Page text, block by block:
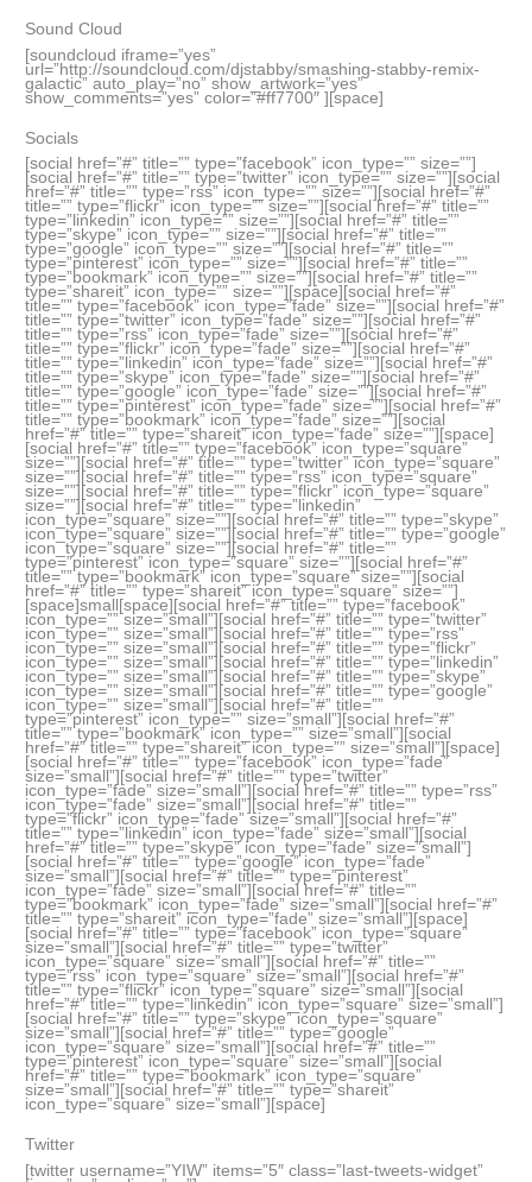
Sound Cloud
[soundcloud iframe=”yes”
url=”http://soundcloud.com/djstabby/smashing-stabby-remix-
galactic” auto_play=”no” show_artwork=”yes”
show_comments=”yes” color=”#ff7700″ ][space]
Socials
[social href=”#” title=”” type=”facebook” icon_type=”” size=””]
[social href=”#” title=”” type=”twitter” icon_type=”” size=””][social
href=”#” title=”” type=”rss” icon_type=”” size=””][social href=”#”
title=”” type=”flickr” icon_type=”” size=””][social href=”#” title=””
type=”linkedin” icon_type=”” size=””][social href=”#” title=””
type=”skype” icon_type=”” size=””][social href=”#” title=””
type=”google” icon_type=”” size=””][social href=”#” title=””
type=”pinterest” icon_type=”” size=””][social href=”#” title=””
type=”bookmark” icon_type=”” size=””][social href=”#” title=””
type=”shareit” icon_type=”” size=””][space][social href=”#”
title=”” type=”facebook” icon_type=”fade” size=””][social href=”#”
title=”” type=”twitter” icon_type=”fade” size=””][social href=”#”
title=”” type=”rss” icon_type=”fade” size=””][social href=”#”
title=”” type=”flickr” icon_type=”fade” size=””][social href=”#”
title=”” type=”linkedin” icon_type=”fade” size=””][social href=”#”
title=”” type=”skype” icon_type=”fade” size=””][social href=”#”
title=”” type=”google” icon_type=”fade” size=””][social href=”#”
title=”” type=”pinterest” icon_type=”fade” size=””][social href=”#”
title=”” type=”bookmark” icon_type=”fade” size=””][social
href=”#” title=”” type=”shareit” icon_type=”fade” size=””][space]
[social href=”#” title=”” type=”facebook” icon_type=”square”
size=””][social href=”#” title=”” type=”twitter” icon_type=”square”
size=””][social href=”#” title=”” type=”rss” icon_type=”square”
size=””][social href=”#” title=”” type=”flickr” icon_type=”square”
size=””][social href=”#” title=”” type=”linkedin”
icon_type=”square” size=””][social href=”#” title=”” type=”skype”
icon_type=”square” size=””][social href=”#” title=”” type=”google”
icon_type=”square” size=””][social href=”#” title=””
type=”pinterest” icon_type=”square” size=””][social href=”#”
title=”” type=”bookmark” icon_type=”square” size=””][social
href=”#” title=”” type=”shareit” icon_type=”square” size=””]
[space]small[space][social href=”#” title=”” type=”facebook”
icon_type=”” size=”small”][social href=”#” title=”” type=”twitter”
icon_type=”” size=”small”][social href=”#” title=”” type=”rss”
icon_type=”” size=”small”][social href=”#” title=”” type=”flickr”
icon_type=”” size=”small”][social href=”#” title=”” type=”linkedin”
icon_type=”” size=”small”][social href=”#” title=”” type=”skype”
icon_type=”” size=”small”][social href=”#” title=”” type=”google”
icon_type=”” size=”small”][social href=”#” title=””
type=”pinterest” icon_type=”” size=”small”][social href=”#”
title=”” type=”bookmark” icon_type=”” size=”small”][social
href=”#” title=”” type=”shareit” icon_type=”” size=”small”][space]
[social href=”#” title=”” type=”facebook” icon_type=”fade”
size=”small”][social href=”#” title=”” type=”twitter”
icon_type=”fade” size=”small”][social href=”#” title=”” type=”rss”
icon_type=”fade” size=”small”][social href=”#” title=””
type=”flickr” icon_type=”fade” size=”small”][social href=”#”
title=”” type=”linkedin” icon_type=”fade” size=”small”][social
href=”#” title=”” type=”skype” icon_type=”fade” size=”small”]
[social href=”#” title=”” type=”google” icon_type=”fade”
size=”small”][social href=”#” title=”” type=”pinterest”
icon_type=”fade” size=”small”][social href=”#” title=””
type=”bookmark” icon_type=”fade” size=”small”][social href=”#”
title=”” type=”shareit” icon_type=”fade” size=”small”][space]
[social href=”#” title=”” type=”facebook” icon_type=”square”
size=”small”][social href=”#” title=”” type=”twitter”
icon_type=”square” size=”small”][social href=”#” title=””
type=”rss” icon_type=”square” size=”small”][social href=”#”
title=”” type=”flickr” icon_type=”square” size=”small”][social
href=”#” title=”” type=”linkedin” icon_type=”square” size=”small”]
[social href=”#” title=”” type=”skype” icon_type=”square”
size=”small”][social href=”#” title=”” type=”google”
icon_type=”square” size=”small”][social href=”#” title=””
type=”pinterest” icon_type=”square” size=”small”][social
href=”#” title=”” type=”bookmark” icon_type=”square”
size=”small”][social href=”#” title=”” type=”shareit”
icon_type=”square” size=”small”][space]
Twitter
[twitter username=”YIW” items=”5″ class=”last-tweets-widget”